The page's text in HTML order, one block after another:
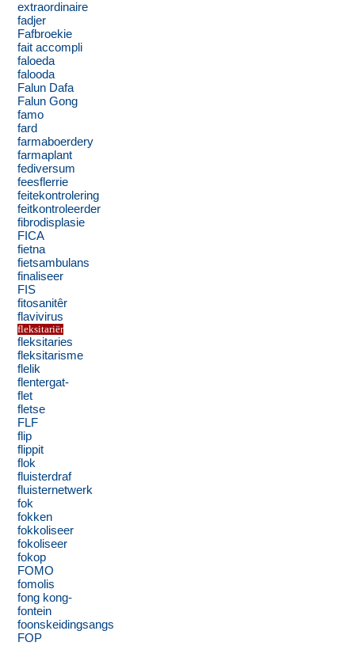
extraordinaire
fadjer
Fafbroekie
fait accompli
faloeda
falooda
Falun Dafa
Falun Gong
famo
fard
farmaboerdery
farmaplant
fediversum
feesflerrie
feitekontrolering
feitkontroleerder
fibrodisplasie
FICA
fietna
fietsambulans
finaliseer
FIS
fitosanitêr
flavivirus
fleksitariër
fleksitaries
fleksitarisme
flelik
flentergat-
flet
fletse
FLF
flip
flippit
flok
fluisterdraf
fluisternetwerk
fok
fokken
fokkoliseer
fokoliseer
fokop
FOMO
fomolis
fong kong-
fontein
foonskeidingsangs
FOP